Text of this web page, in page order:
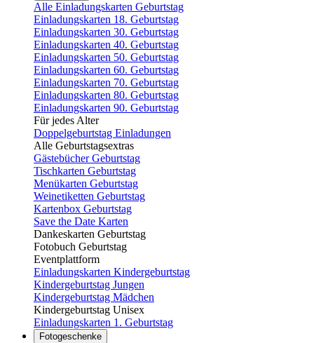
Alle Einladungskarten Geburtstag
Einladungskarten 18. Geburtstag
Einladungskarten 30. Geburtstag
Einladungskarten 40. Geburtstag
Einladungskarten 50. Geburtstag
Einladungskarten 60. Geburtstag
Einladungskarten 70. Geburtstag
Einladungskarten 80. Geburtstag
Einladungskarten 90. Geburtstag
Für jedes Alter
Doppelgeburtstag Einladungen
Alle Geburtstagsextras
Gästebücher Geburtstag
Tischkarten Geburtstag
Menükarten Geburtstag
Weinetiketten Geburtstag
Kartenbox Geburtstag
Save the Date Karten
Dankeskarten Geburtstag
Fotobuch Geburtstag
Eventplattform
Einladungskarten Kindergeburtstag
Kindergeburtstag Jungen
Kindergeburtstag Mädchen
Kindergeburtstag Unisex
Einladungskarten 1. Geburtstag
Fotogeschenke